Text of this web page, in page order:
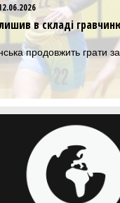
гравчиню молодіжної
грати за Будівельник